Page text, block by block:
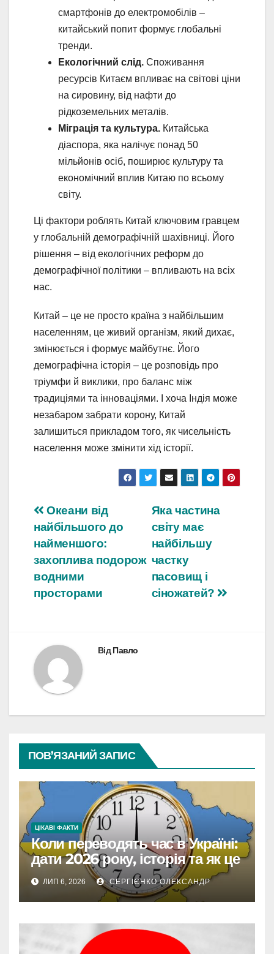
смартфонів до електромобілів –
китайський попит формує глобальні
тренди.
Екологічний слід. Споживання
ресурсів Китаєм впливає на світові ціни
на сировину, від нафти до
рідкоземельних металів.
Міграція та культура. Китайська
діаспора, яка налічує понад 50
мільйонів осіб, поширює культуру та
економічний вплив Китаю по всьому
світу.
Ці фактори роблять Китай ключовим гравцем
у глобальній демографічній шахівниці. Його
рішення – від екологічних реформ до
демографічної політики – впливають на всіх
нас.
Китай – це не просто країна з найбільшим
населенням, це живий організм, який дихає,
змінюється і формує майбутнє. Його
демографічна історія – це розповідь про
тріумфи й виклики, про баланс між
традиціями та інноваціями. І хоча Індія може
незабаром забрати корону, Китай
залишиться прикладом того, як чисельність
населення може змінити хід історії.
Навігація
записів
Яка частина
світу має
найбільшу
частку
пасовищ і
сіножатей?
Океани від
найбільшого до
найменшого:
захоплива подорож
водними
просторами
ВідПавло
ПОВ’ЯЗАНИЙ ЗАПИС
ЦІКАВІ ФАКТИ
Коли переводять час в Україні:
дати 2026 року, історія та як це
впливає на життя
ЛИП 6, 2026 СЕРГІЄНКО ОЛЕКСАНДР